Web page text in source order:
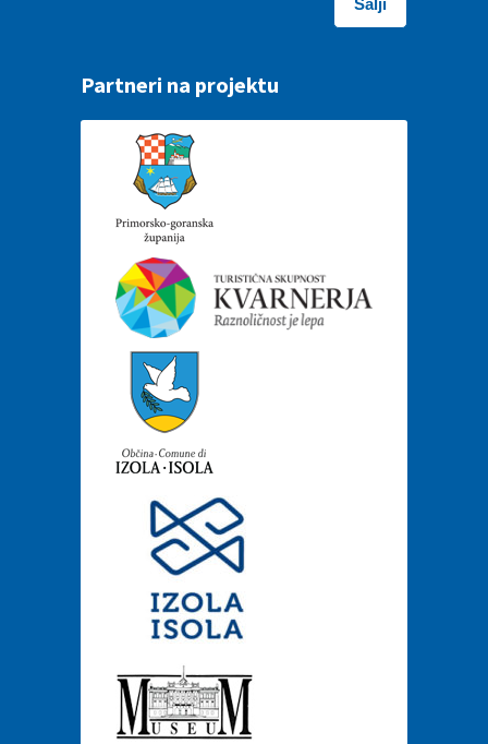
Partneri na projektu